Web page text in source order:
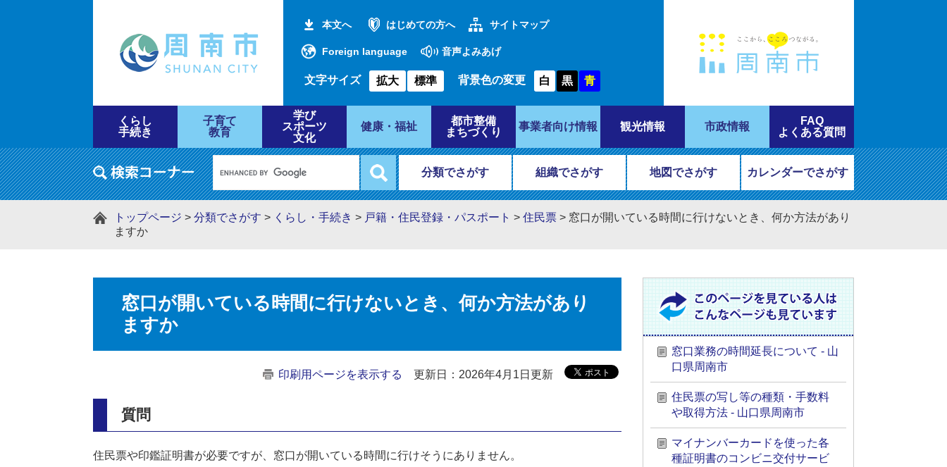
本文へ はじめての方へ サイトマップ
Foreign language 音声よみあげ
文字サイズ 拡大 標準 背景色の変更 白 黒 青
くらし
手続き
子育て
教育
学び
スポーツ
文化
健康・福祉
都市整備
まちづくり
事業者向け情報 観光情報 市政情報
FAQ
よくある質問
分類でさがす 組織でさがす 地図でさがす カレンダーでさがす
トップページ > 分類でさがす > くらし・手続き > 戸籍・住民登録・パスポート > 住民票 > 窓口が開いている時間に行けないとき、何か方法があり
ますか
窓口が開いている時間に行けないとき、何か方法があり
ますか
印刷用ページを表示する 更新日：2026年4月1日更新
質問
住民票や印鑑証明書が必要ですが、窓口が開いている時間に行けそうにありません。
窓口業務の時間延長について - 山
口県周南市
住民票の写し等の種類・手数料
や取得方法 - 山口県周南市
マイナンバーカードを使った各
種証明書のコンビニ交付サービ